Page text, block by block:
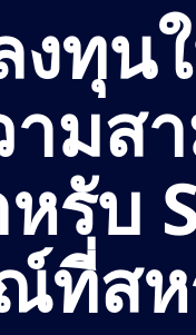
ทุน
าม
หรับ
ที่ส